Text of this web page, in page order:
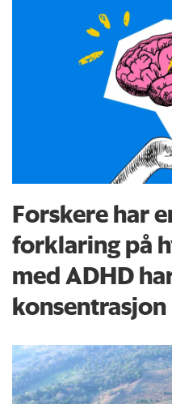
Forskere har
forklaring på
med ADHD
konsentrasjon